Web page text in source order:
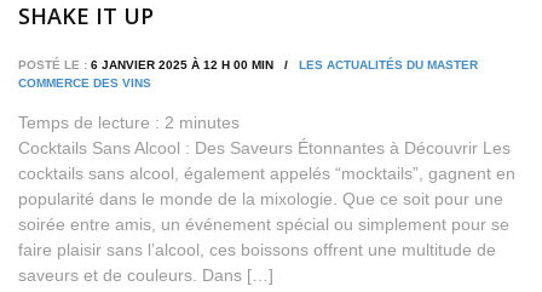
SHAKE IT UP
POSTÉ LE : 6 JANVIER 2025 À 12 H 00 MIN /
LES ACTUALITÉS DU MASTER
COMMERCE DES VINS
Temps de lecture : 2 minutes
Cocktails Sans Alcool : Des Saveurs Étonnantes à Découvrir Les
cocktails sans alcool, également appelés “mocktails”, gagnent en
popularité dans le monde de la mixologie. Que ce soit pour une
soirée entre amis, un événement spécial ou simplement pour se
faire plaisir sans l’alcool, ces boissons offrent une multitude de
saveurs et de couleurs. Dans […]